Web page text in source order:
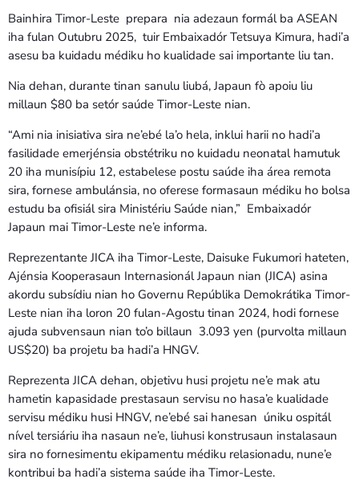
Bainhira Timor-Leste prepara nia adezaun formál ba ASEAN
iha fulan Outubru 2025, tuir Embaixadór Tetsuya Kimura, hadi’a
asesu ba kuidadu médiku ho kualidade sai importante liu tan.
Nia dehan, durante tinan sanulu liubá, Japaun fò apoiu liu
millaun $80 ba setór saúde Timor-Leste nian.
“Ami nia inisiativa sira ne’ebé la’o hela, inklui harii no hadi’a
fasilidade emerjénsia obstétriku no kuidadu neonatal hamutuk
20 iha munisípiu 12, estabelese postu saúde iha área remota
sira, fornese ambulánsia, no oferese formasaun médiku ho bolsa
estudu ba ofisiál sira Ministériu Saúde nian,” Embaixadór
Japaun mai Timor-Leste ne’e informa.
Reprezentante JICA iha Timor-Leste, Daisuke Fukumori hateten,
Ajénsia Kooperasaun Internasionál Japaun nian (JICA) asina
akordu subsídiu nian ho Governu Repúblika Demokrátika Timor-
Leste nian iha loron 20 fulan-Agostu tinan 2024, hodi fornese
ajuda subvensaun nian to’o billaun 3.093 yen (purvolta millaun
US$20) ba projetu ba hadi’a HNGV.
Reprezenta JICA dehan, objetivu husi projetu ne’e mak atu
hametin kapasidade prestasaun servisu no hasa’e kualidade
servisu médiku husi HNGV, ne’ebé sai hanesan úniku ospitál
nível tersiáriu iha nasaun ne’e, liuhusi konstrusaun instalasaun
sira no fornesimentu ekipamentu médiku relasionadu, nune’e
kontribui ba hadi’a sistema saúde iha Timor-Leste.